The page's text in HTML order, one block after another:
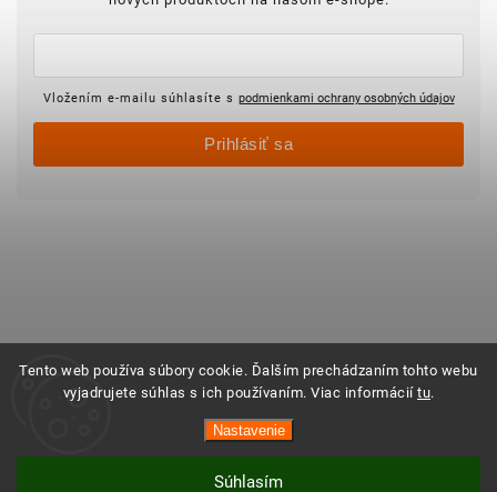
Tento web používa súbory cookie. Ďalším prechádzaním tohto webu
vyjadrujete súhlas s ich používaním. Viac informácií tu.
Nastavenie
Súhlasím
Vložením e-mailu súhlasíte s podmienkami ochrany osobných údajov
Prihlásiť sa